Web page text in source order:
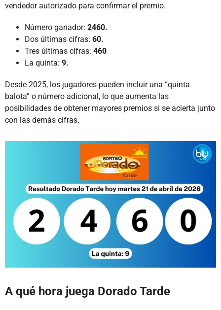
vendedor autorizado para confirmar el premio.
Número ganador: 2460.
Dos últimas cifras: 60.
Tres últimas cifras: 460
La quinta: 9.
Desde 2025, los jugadores pueden incluir una “quinta
balota” o número adicional, lo que aumenta las
posibilidades de obtener mayores premios si se acierta junto
con las demás cifras.
A qué hora juega Dorado Tarde